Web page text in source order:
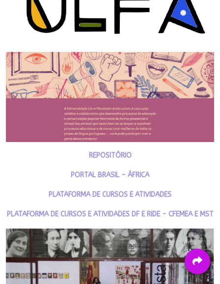
REPOSITÓRIO
PORTAL BRASIL - ÁFRICA
PLATAFORMA DE CURSOS E ATIVIDADES
PLATAFORMA DE CURSOS E ATIVIDADES DF E RIDE - CFEMEA E MST